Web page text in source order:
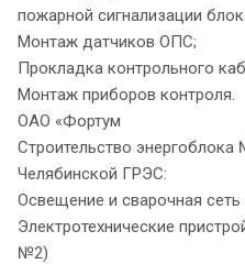
пожарной сигнализации
Монтаж датчиков ОПС;
Прокладка контрольного
Монтаж приборов контроля.
ОАО «Фортум
Строительство
Челябинской ГРЭС:
Освещение и сварочная сеть
Электротехнические
№2)